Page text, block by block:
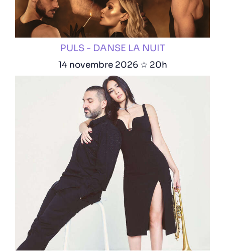
PULS - DANSE LA NUIT
14 novembre 2026 ☆ 20h